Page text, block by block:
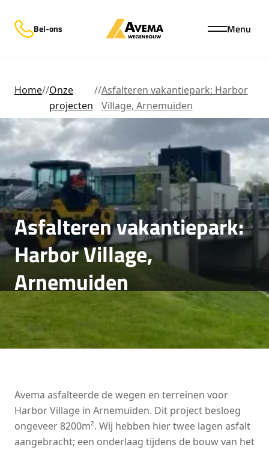
Bel-ons Menu
Home//Onze
projecten
//Asfalteren vakantiepark: Harbor
Village, Arnemuiden
Asfalteren vakantiepark:
Harbor Village,
Arnemuiden
Avema asfalteerde de wegen en terreinen voor
Harbor Village in Arnemuiden. Dit project besloeg
ongeveer 8200m². Wij hebben hier twee lagen asfalt
aangebracht; een onderlaag tijdens de bouw van het